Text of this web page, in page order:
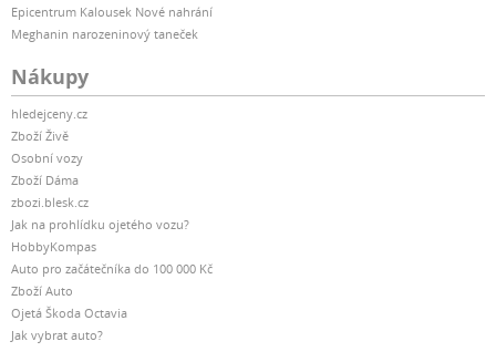
Epicentrum Kalousek Nové nahrání
Meghanin narozeninový taneček
Nákupy
hledejceny.cz
Zboží Živě
Osobní vozy
Zboží Dáma
zbozi.blesk.cz
Jak na prohlídku ojetého vozu?
HobbyKompas
Auto pro začátečníka do 100 000 Kč
Zboží Auto
Ojetá Škoda Octavia
Jak vybrat auto?